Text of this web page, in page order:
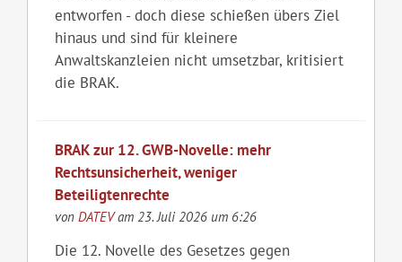
entworfen - doch diese schießen übers Ziel
hinaus und sind für kleinere
Anwaltskanzleien nicht umsetzbar, kritisiert
die BRAK.
BRAK zur 12. GWB-Novelle: mehr
Rechtsunsicherheit, weniger
Beteiligtenrechte
von DATEVam 23. Juli 2026 um 6:26
Die 12. Novelle des Gesetzes gegen